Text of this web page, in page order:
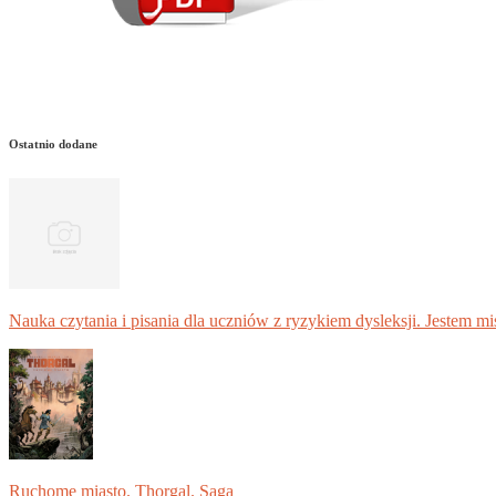
Ostatnio dodane
Nauka czytania i pisania dla uczniów z ryzykiem dysleksji. Jestem
Ruchome miasto. Thorgal. Saga